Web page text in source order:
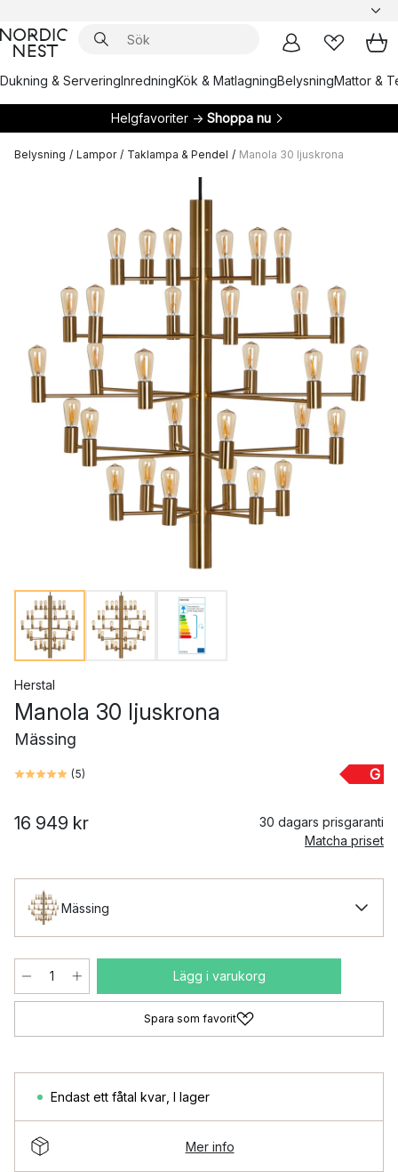
Dukning & ServeringInredningKök & MatlagningBelysningMattor &
Helgfavoriter → Shoppa nu
Belysning / Lampor / Taklampa & Pendel / Manola 30 ljuskrona
Herstal
Manola 30 ljuskrona
Mässing
(5) G
16 949 kr
30 dagars prisgaranti
Matcha priset
Mässing
Lägg i varukorg
Spara som favorit
Endast ett fåtal kvar I lager
Mer info